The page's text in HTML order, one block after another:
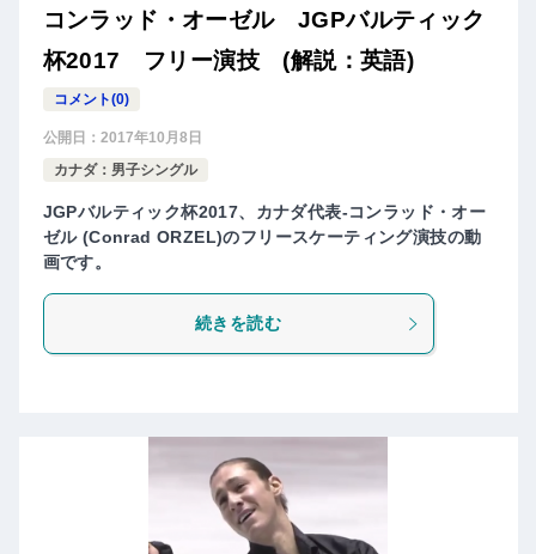
コンラッド・オーゼル JGPバルティック
杯2017 フリー演技 (解説：英語)
コメント(0)
公開日： 2017年10月8日
カナダ：男子シングル
JGPバルティック杯2017、カナダ代表-コンラッド・オー
ゼル (Conrad ORZEL)のフリースケーティング演技の動
画です。
続きを読む